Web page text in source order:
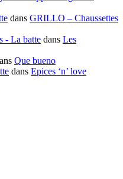
dans GRILLO – Chaussettes
- La batte dans Les
Que bueno
dans Epices ‘n’ love